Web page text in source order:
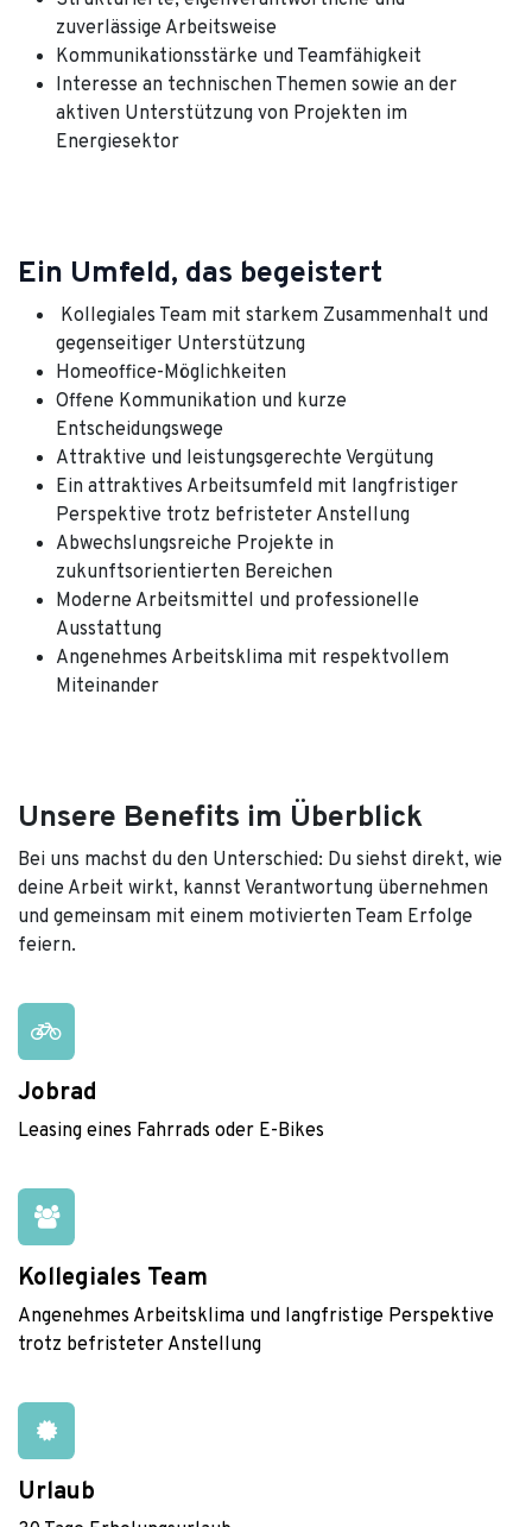
zuverlässige Arbeitsweise
Kommunikationsstärke und Teamfähigkeit
Interesse an technischen Themen sowie an der
aktiven Unterstützung von Projekten im
Energiesektor
Jobrad
Leasing eines Fahrrads oder E-Bikes
Kollegiales Team
Angenehmes Arbeitsklima und langfristige Perspektive
trotz befristeter Anstellung
Urlaub
Unsere Benefits im Überblick
Bei uns machst du den Unterschied: Du siehst direkt, wie
deine Arbeit wirkt, kannst Verantwortung übernehmen
und gemeinsam mit einem motivierten Team Erfolge
feiern.
Ein Umfeld, das begeistert
Kollegiales Team mit starkem Zusammenhalt und
gegenseitiger Unterstützung
Homeoffice-Möglichkeiten
Offene Kommunikation und kurze
Entscheidungswege
Attraktive und leistungsgerechte Vergütung
Ein attraktives Arbeitsumfeld mit langfristiger
Perspektive trotz befristeter Anstellung
Abwechslungsreiche Projekte in
zukunftsorientierten Bereichen
Moderne Arbeitsmittel und professionelle
Ausstattung
Angenehmes Arbeitsklima mit respektvollem
Miteinander